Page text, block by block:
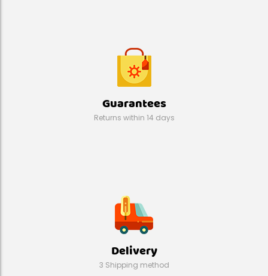
Guarantees
Returns within 14 days
Delivery
3 Shipping method